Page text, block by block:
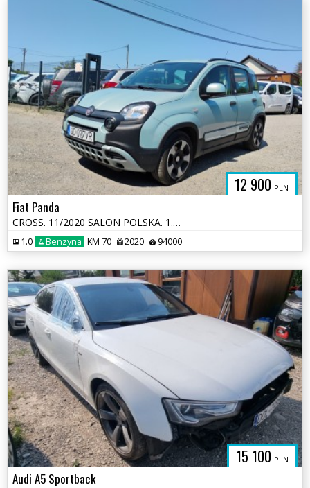
12 900 PLN
Fiat Panda
CROSS. 11/2020 SALON POLSKA. 1.0 HYBRID. Uszkodzony bok. Jeździ.
1.0 Benzyna KM 70 2020 94000
15 100 PLN
Audi A5 Sportback